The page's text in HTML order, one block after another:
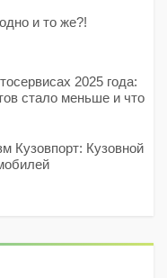
и то же?!
2025 года:
стало меньше и что
Кузовпорт: Кузовной